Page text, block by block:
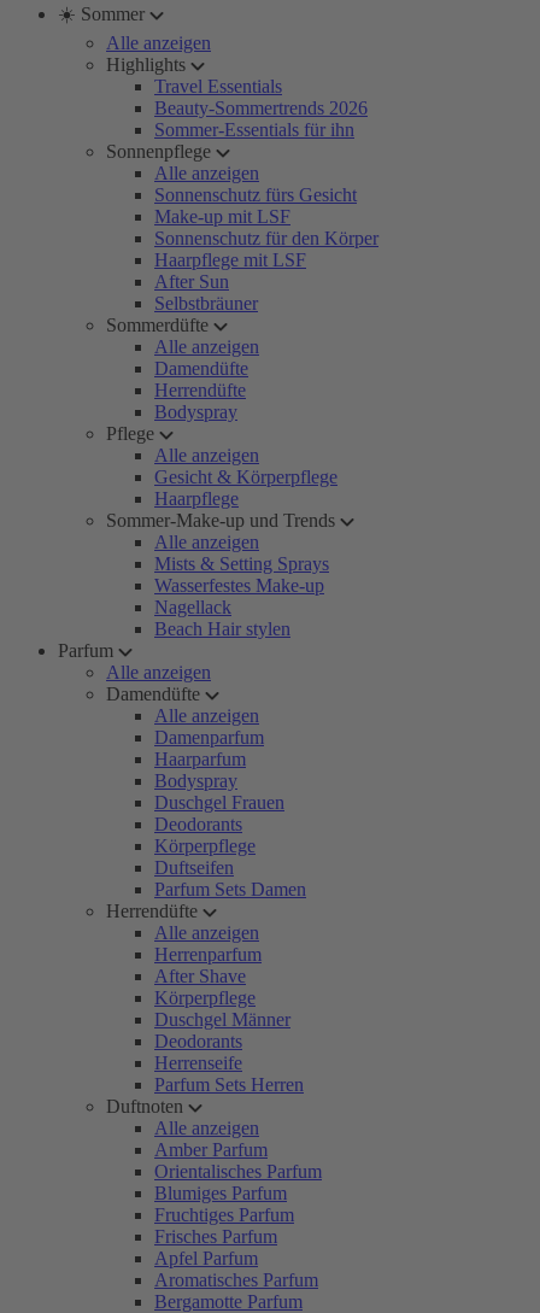
☀️ Sommer
Alle anzeigen
Highlights
Travel Essentials
Beauty-Sommertrends 2026
Sommer-Essentials für ihn
Sonnenpflege
Alle anzeigen
Sonnenschutz fürs Gesicht
Make-up mit LSF
Sonnenschutz für den Körper
Haarpflege mit LSF
After Sun
Selbstbräuner
Sommerdüfte
Alle anzeigen
Damendüfte
Herrendüfte
Bodyspray
Pflege
Alle anzeigen
Gesicht & Körperpflege
Haarpflege
Sommer-Make-up und Trends
Alle anzeigen
Mists & Setting Sprays
Wasserfestes Make-up
Nagellack
Beach Hair stylen
Parfum
Alle anzeigen
Damendüfte
Alle anzeigen
Damenparfum
Haarparfum
Bodyspray
Duschgel Frauen
Deodorants
Körperpflege
Duftseifen
Parfum Sets Damen
Herrendüfte
Alle anzeigen
Herrenparfum
After Shave
Körperpflege
Duschgel Männer
Deodorants
Herrenseife
Parfum Sets Herren
Duftnoten
Alle anzeigen
Amber Parfum
Orientalisches Parfum
Blumiges Parfum
Fruchtiges Parfum
Frisches Parfum
Apfel Parfum
Aromatisches Parfum
Bergamotte Parfum